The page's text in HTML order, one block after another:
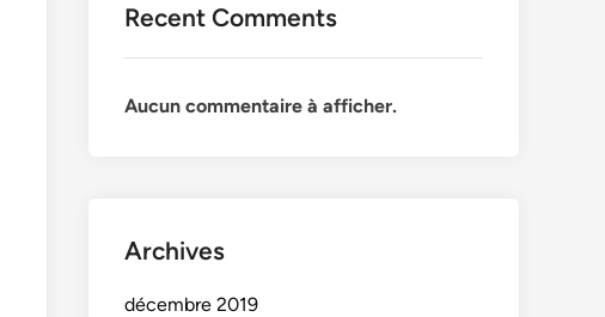
Recent Comments
Aucun commentaire à afficher.
Archives
décembre 2019